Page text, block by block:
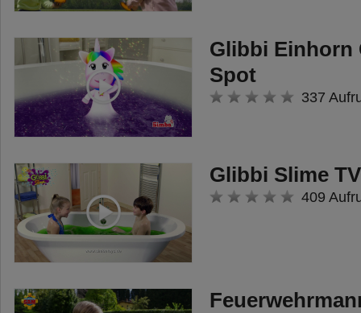
Glibbi Einhorn
Spot
337
Glibbi Slime
409